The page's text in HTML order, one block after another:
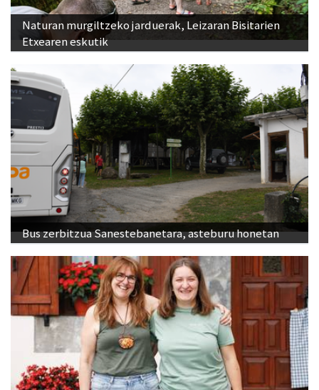
Naturan murgiltzeko jarduerak, Leizaran Bisitarien
Etxearen eskutik
Bus zerbitzua Sanestebanetara, asteburu honetan